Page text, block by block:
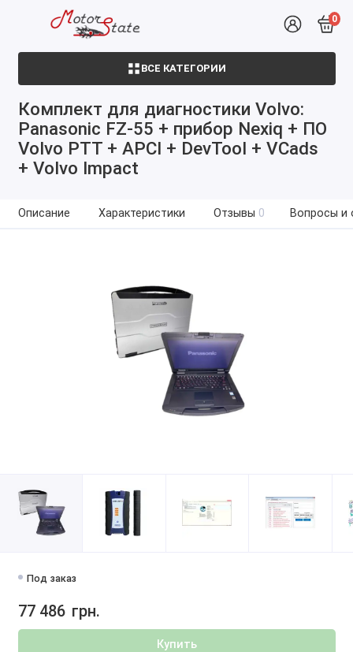
0
ВСЕ КАТЕГОРИИ
Комплект для диагностики Volvo:
Panasonic FZ-55 + прибор Nexiq + ПО
Volvo PTT + APCI + DevTool + VCads
+ Volvo Impact
Описание Характеристики Отзывы 0 Вопросы и
Под заказ
77 486 грн.
Купить